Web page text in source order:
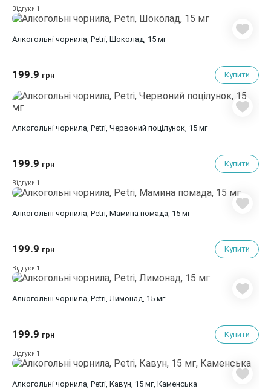
Відгуки 1
Алкогольні чорнила, Petri, Шоколад, 15 мг
199.9 грн Купити
Алкогольні чорнила, Petri, Червоний поцілунок, 15 мг
199.9 грн Купити
Відгуки 1
Алкогольні чорнила, Petri, Мамина помада, 15 мг
199.9 грн Купити
Відгуки 1
Алкогольні чорнила, Petri, Лимонад, 15 мг
199.9 грн Купити
Відгуки 1
Алкогольні чорнила, Petri, Кавун, 15 мг, Каменська